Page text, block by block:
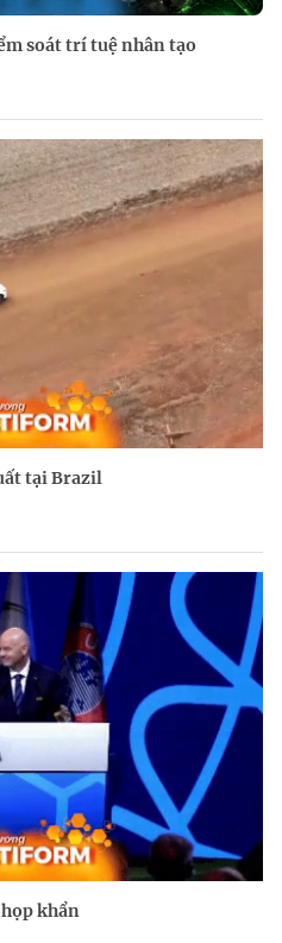
soát trí tuệ nhân tạo
tại Brazil
khẩn